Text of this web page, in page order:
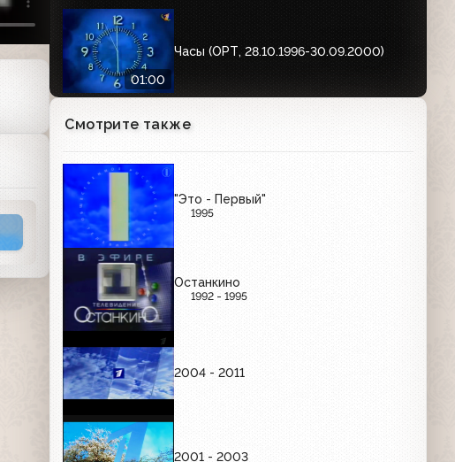
01:00
Часы (ОРТ, 28.10.1996-30.09.2000)
01:01
Утренние
01:01
РЕКЛАМНЫЕ ЗАСТАВКИ (ЯНВАРЬ-СЕНТЯБРЬ
1997)
00:36
Смотрите также
"Это - Первый"
1995
Останкино
1992 - 1995
2004 - 2011
2001 - 2003